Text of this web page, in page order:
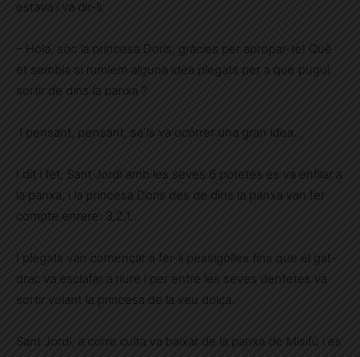
estava i va dir-li:
– Hola, sóc la princesa Doris, gràcies per apropar-te! Què
et sembla si rumiem alguna idea plegats per a que pugui
sortir de dins la panxa ?
I pensant, pensant, se’ls va ocórrer una gran idea…
I dit i fet, Sant Jordi amb les seves 6 potetes es va enfilar a
la panxa, i la princesa Doris des de dins la panxa van fer
compte enrere: 3,2,1…
I plegats van començar a fer-li pessigolles fins que el gat-
drac va esclafar a riure i per entre les seves dentetes va
sortir volant la princesa de la veu dolça.
Sant Jordi, a corre cuita va baixar de la panxa de Misifú i es